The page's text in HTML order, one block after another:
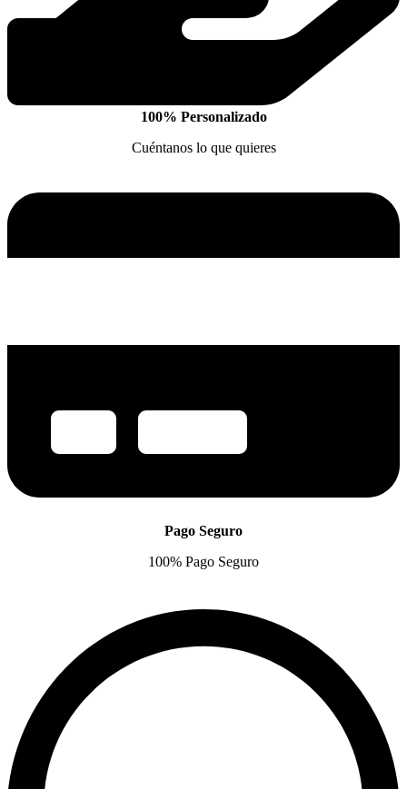
100% Personalizado
Cuéntanos lo que quieres
Pago Seguro
100% Pago Seguro